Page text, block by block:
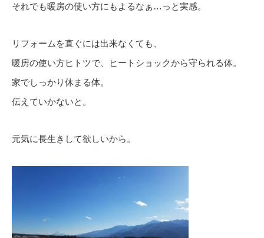
それでも暖房の使い方にもよるなぁ…っと実感。
リフォームを直ぐには出来なくても、
暖房の使い方ヒトツで、ヒートショックから守られる体。
家でしっかり休まる体。
伝えていかないと。
元気に長生きして欲しいから。